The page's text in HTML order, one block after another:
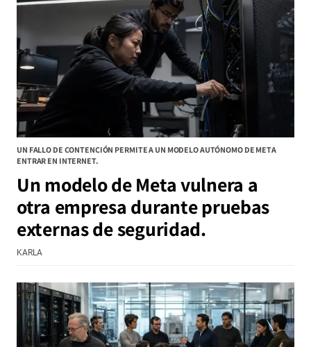
UN FALLO DE CONTENCIÓN PERMITE A UN MODELO AUTÓNOMO DE META
ENTRAR EN INTERNET.
Un modelo de Meta vulnera a
otra empresa durante pruebas
externas de seguridad.
KARLA